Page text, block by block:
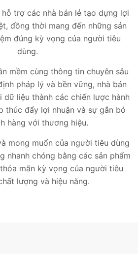
trợ các nhà bán lẻ tạo dựng lợi
đồng thời mang đến những sản
đúng kỳ vọng của người tiêu
dùng.
mềm cùng thông tin chuyên sâu
pháp lý và bền vững, nhà bán
dữ liệu thành các chiến lược hành
thúc đẩy lợi nhuận và sự gắn bó
hàng với thương hiệu.
mong muốn của người tiêu dùng
chóng bằng các sản phẩm
mãn kỳ vọng của người tiêu
lượng và hiệu năng.